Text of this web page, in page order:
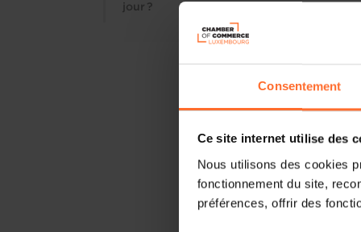
Consentement
Ce site internet utilise des
Nous utilisons des cookies
fonctionnement du site,
préférences, offrir des
jour ?